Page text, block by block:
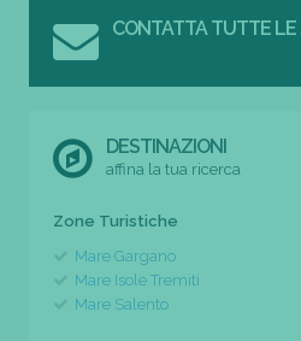
CONTATTA TUTTE
DESTINAZIONI
affina la tua ricerca
Zone Turistiche
Mare Gargano
Mare Isole Tremiti
Mare Salento